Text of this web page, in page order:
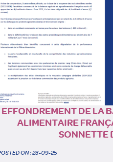
EFFONDREMENT DE LA
ALIMENTAIRE
SONNETTE
ON : 23-09-25